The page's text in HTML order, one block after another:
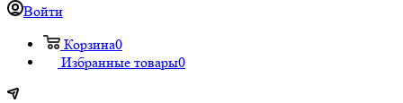
Войти
Корзина0
Избранные товары0